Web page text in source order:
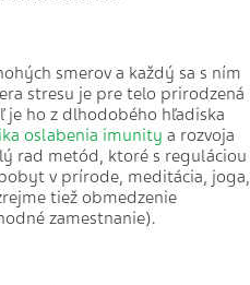
smerov a každý sa s ním
stresu je pre telo prirodzená
je ho z dlhodobého hľadiska
oslabenia imunity a rozvoja
rad metód, ktoré s reguláciou
v prírode, meditácia, joga,
tiež obmedzenie
zamestnanie).